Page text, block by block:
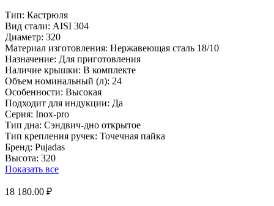
Тип: Кастрюля
Вид стали: AISI 304
Диаметр: 320
Материал изготовления: Нержавеющая сталь 18/10
Назначение: Для приготовления
Наличие крышки: В комплекте
Объем номинальный (л): 24
Особенности: Высокая
Подходит для индукции: Да
Серия: Inox-pro
Тип дна: Сэндвич-дно открытое
Тип крепления ручек: Точечная пайка
Бренд: Pujadas
Высота: 320
Показать все
18 180.00 ₽